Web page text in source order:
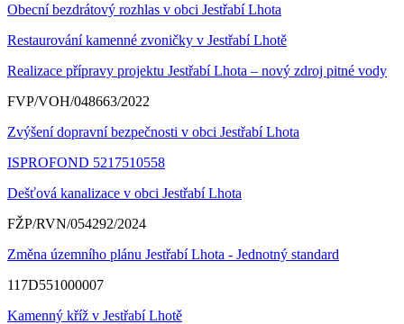
Obecní bezdrátový rozhlas v obci Jestřabí Lhota
Restaurování kamenné zvoničky v Jestřabí Lhotě
Realizace přípravy projektu Jestřabí Lhota – nový zdroj pitné vody
FVP/VOH/048663/2022
Zvýšení dopravní bezpečnosti v obci Jestřabí Lhota
ISPROFOND 5217510558
Dešťová kanalizace v obci Jestřabí Lhota
FŽP/RVN/054292/2024
Změna územního plánu Jestřabí Lhota - Jednotný standard
117D551000007
Kamenný kříž v Jestřabí Lhotě